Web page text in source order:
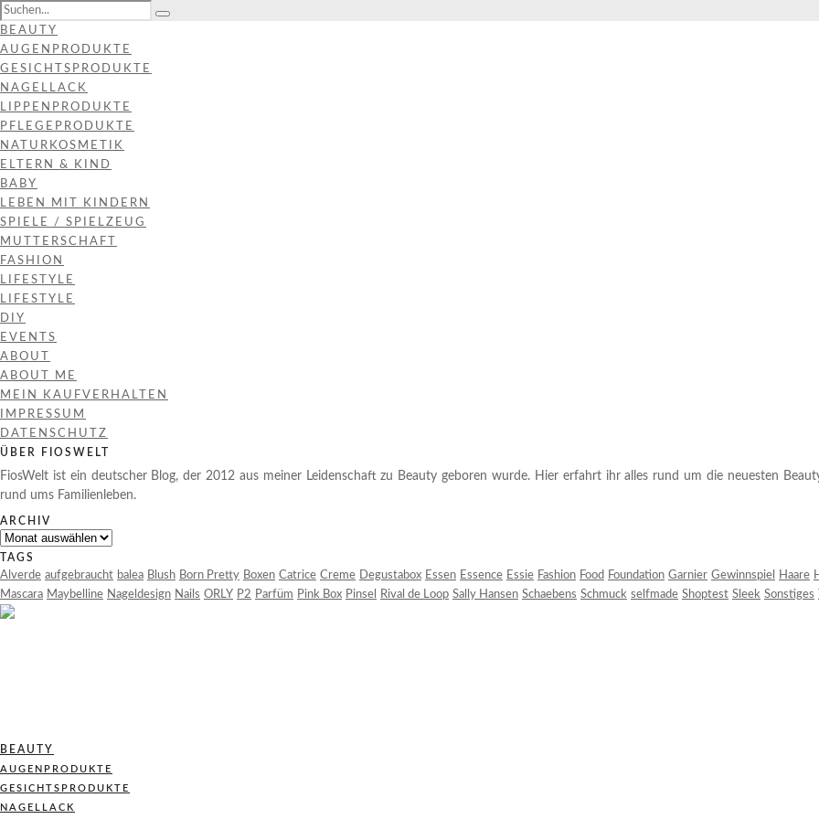
BEAUTY
AUGENPRODUKTE
GESICHTSPRODUKTE
NAGELLACK
LIPPENPRODUKTE
PFLEGEPRODUKTE
NATURKOSMETIK
ELTERN & KIND
BABY
LEBEN MIT KINDERN
SPIELE / SPIELZEUG
MUTTERSCHAFT
FASHION
LIFESTYLE
LIFESTYLE
DIY
EVENTS
ABOUT
ABOUT ME
MEIN KAUFVERHALTEN
IMPRESSUM
DATENSCHUTZ
ÜBER FIOSWELT
FiosWelt ist ein deutscher Blog, der 2012 aus meiner Leidenschaft zu Beauty geboren wurde. Hier erfahrt ihr alles rund um die neuesten
rund ums Familienleben.
ARCHIV
Archiv
TAGS
Alverde aufgebraucht balea Blush Born Pretty Boxen Catrice Creme Degustabox Essen Essence Essie Fashion Food Foundation Garnier Gewinnspiel Haare
Mascara Maybelline Nageldesign Nails ORLY P2 Parfüm Pink Box Pinsel Rival de Loop Sally Hansen Schaebens Schmuck selfmade Shoptest Sleek Sonstiges
BEAUTY
AUGENPRODUKTE
GESICHTSPRODUKTE
NAGELLACK